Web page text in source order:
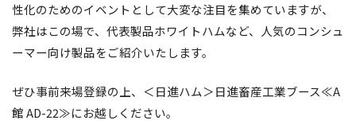
性化のためのイベントとして大変な注目を集めていますが、
弊社はこの場で、代表製品ホワイトハムなど、人気のコンシュ
ーマー向け製品をご紹介いたします。
ぜひ事前来場登録の上、＜日進ハム＞日進畜産工業ブース≪A
館 AD-22≫にお越しください。